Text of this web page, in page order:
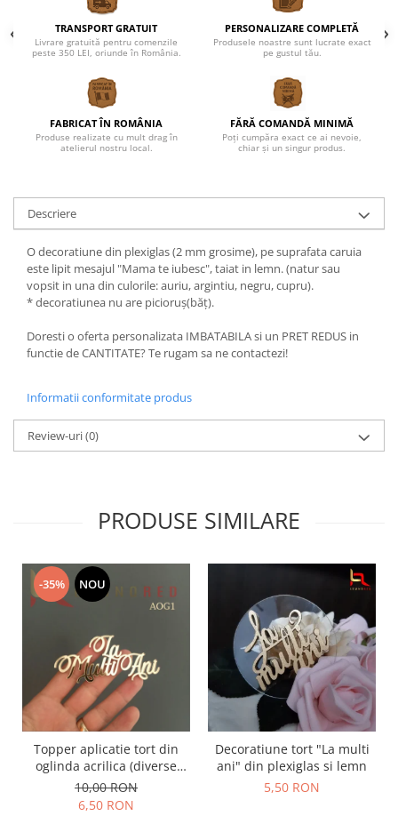
Decoratiuni Paste
Valentines Day
Scoala/Absolvire
Magneti personalizati
Tocatoare si ustensile
Cutii pentru vin
Suporturi pahare
Diverse
Cutii aranjamente florale
Placute ABS (metalex)
PRODUSUL LUNII
TRANSPORT GRATUIT
Livrare gratuită pentru comenzile
peste 350 LEI, oriunde în România.
PERSONALIZARE COMPLETĂ
Produsele noastre sunt lucrate exact
pe gustul tău.
FABRICAT ÎN ROMÂNIA
Produse realizate cu mult drag în
atelierul nostru local.
FĂRĂ COMANDĂ MINIMĂ
Poți cumpăra exact ce ai nevoie,
chiar și un singur produs.
Descriere
O decoratiune din plexiglas (2 mm grosime), pe suprafata caruia
este lipit mesajul "Mama te iubesc", taiat in lemn. (natur sau
vopsit in una din culorile: auriu, argintiu, negru, cupru).
* decoratiunea nu are picioruş(băţ).
Doresti o oferta personalizata IMBATABILA si un PRET REDUS in
functie de CANTITATE? Te rugam sa ne contactezi!
Informatii conformitate produs
Review-uri(0)
PRODUSE SIMILARE
-35% NOU
Topper aplicatie tort din
oglinda acrilica (diverse
modele) - PRODUSUL LUNII
10,00 RON
6,50 RON
Decoratiune tort "La multi
ani" din plexiglas si lemn
5,50 RON